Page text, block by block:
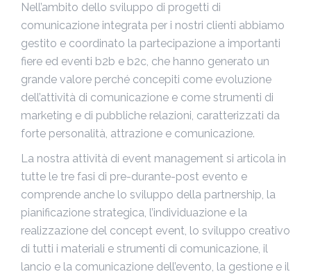
Nell’ambito dello sviluppo di progetti di
comunicazione integrata per i nostri clienti abbiamo
gestito e coordinato la partecipazione a importanti
fiere ed eventi b2b e b2c, che hanno generato un
grande valore perché concepiti come evoluzione
dell’attività di comunicazione e come strumenti di
marketing e di pubbliche relazioni, caratterizzati da
forte personalità, attrazione e comunicazione.
La nostra attività di event management si articola in
tutte le tre fasi di pre-durante-post evento e
comprende anche lo sviluppo della partnership, la
pianificazione strategica, l’individuazione e la
realizzazione del concept event, lo sviluppo creativo
di tutti i materiali e strumenti di comunicazione, il
lancio e la comunicazione dell’evento, la gestione e il